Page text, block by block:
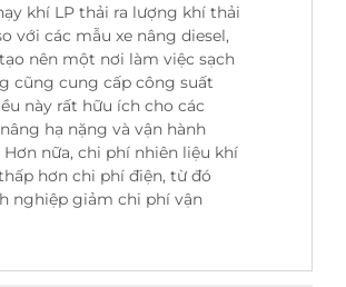
khí LP thải ra lượng khí thải
với các mẫu xe nâng diesel,
nên một nơi làm việc sạch
cũng cung cấp công suất
này rất hữu ích cho các
hạ nặng và vận hành
nữa, chi phí nhiên liệu khí
hơn chi phí điện, từ đó
nghiệp giảm chi phí vận